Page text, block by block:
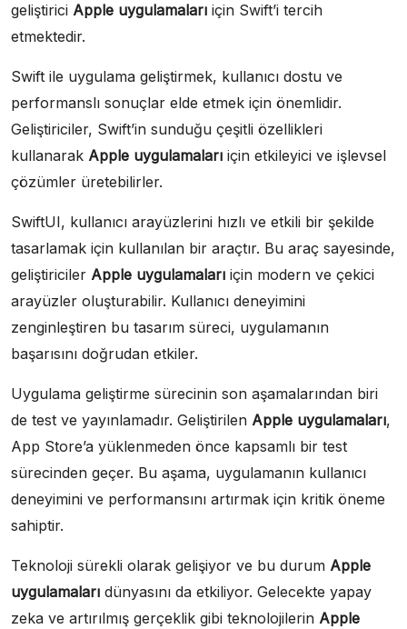
geliştirici Apple uygulamaları için Swift’i tercih
etmektedir.
Swift ile uygulama geliştirmek, kullanıcı dostu ve
performanslı sonuçlar elde etmek için önemlidir.
Geliştiriciler, Swift’in sunduğu çeşitli özellikleri
kullanarak Apple uygulamaları için etkileyici ve işlevsel
çözümler üretebilirler.
SwiftUI, kullanıcı arayüzlerini hızlı ve etkili bir şekilde
tasarlamak için kullanılan bir araçtır. Bu araç sayesinde,
geliştiriciler Apple uygulamaları için modern ve çekici
arayüzler oluşturabilir. Kullanıcı deneyimini
zenginleştiren bu tasarım süreci, uygulamanın
başarısını doğrudan etkiler.
Uygulama geliştirme sürecinin son aşamalarından biri
de test ve yayınlamadır. Geliştirilen Apple uygulamaları,
App Store’a yüklenmeden önce kapsamlı bir test
sürecinden geçer. Bu aşama, uygulamanın kullanıcı
deneyimini ve performansını artırmak için kritik öneme
sahiptir.
Teknoloji sürekli olarak gelişiyor ve bu durum Apple
uygulamaları dünyasını da etkiliyor. Gelecekte yapay
zeka ve artırılmış gerçeklik gibi teknolojilerin Apple